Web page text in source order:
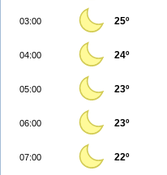
03:00 25º
04:00 24º
05:00 23º
06:00 23º
07:00 22º